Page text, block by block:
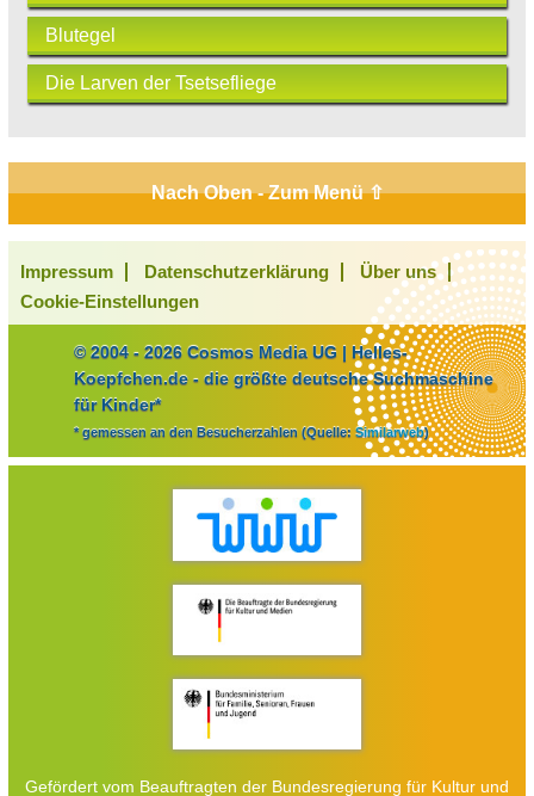
Blutegel
Die Larven der Tsetsefliege
Nach Oben - Zum Menü ⇧
Impressum Datenschutzerklärung
Über uns
Cookie-Einstellungen
© 2004 - 2026 Cosmos Media UG | Helles-
Koepfchen.de - die größte deutsche Suchmaschine
für Kinder*
* gemessen an den Besucherzahlen (Quelle: Similarweb)
Gefördert vom Beauftragten der Bundesregierung für Kultur und